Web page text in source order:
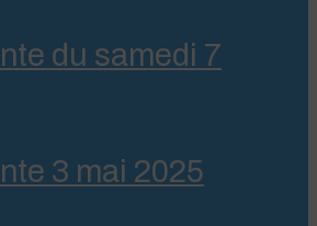
du samedi 7
3 mai 2025